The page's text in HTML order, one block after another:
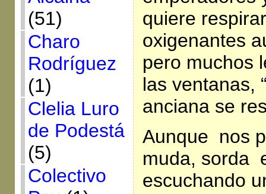
(51)
Charo
Rodríguez
(1)
Clelia Luro
de Podestá
(5)
Colectivo
quiere
oxigenantes
pero muchos
las ventanas,
anciana se
Aunque nos
muda, sorda
escuchando